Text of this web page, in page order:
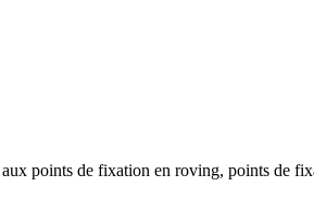
points de fixation en roving, points de